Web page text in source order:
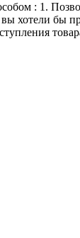
: 1.
хотели бы